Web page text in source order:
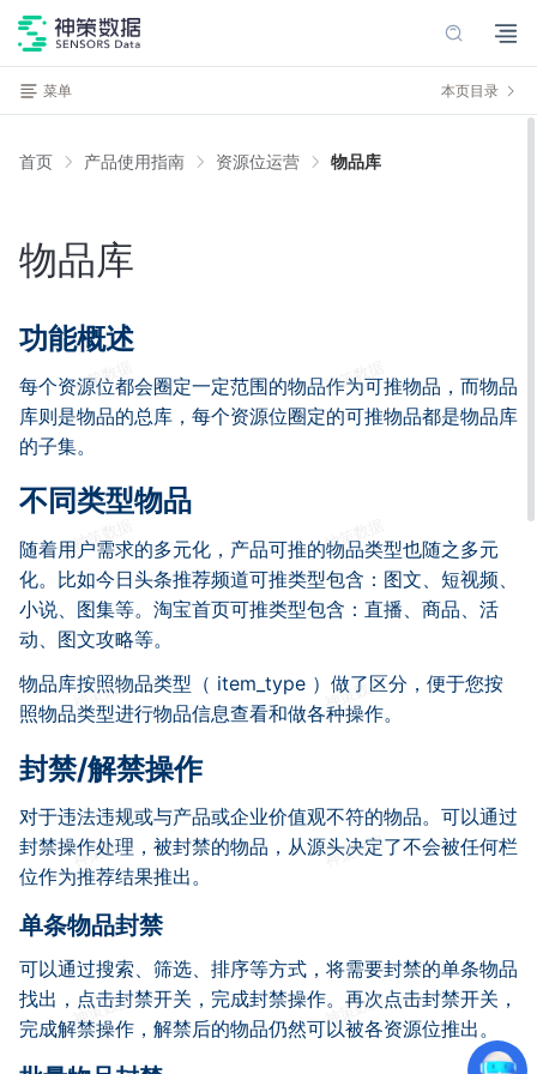
菜单 本页目录
首页 产品使用指南 资源位运营 物品库
物品库
功能概述
每个资源位都会圈定一定范围的物品作为可推物品，而物品
库则是物品的总库，每个资源位圈定的可推物品都是物品库
的子集。
不同类型物品
随着用户需求的多元化，产品可推的物品类型也随之多元
化。比如今日头条推荐频道可推类型包含：图文、短视频、
小说、图集等。淘宝首页可推类型包含：直播、商品、活
动、图文攻略等。
物品库按照物品类型（ item_type ）做了区分，便于您按
照物品类型进行物品信息查看和做各种操作。
封禁/解禁操作
对于违法违规或与产品或企业价值观不符的物品。可以通过
封禁操作处理，被封禁的物品，从源头决定了不会被任何栏
位作为推荐结果推出。
单条物品封禁
可以通过搜索、筛选、排序等方式，将需要封禁的单条物品
找出，点击封禁开关，完成封禁操作。再次点击封禁开关，
完成解禁操作，解禁后的物品仍然可以被各资源位推出。